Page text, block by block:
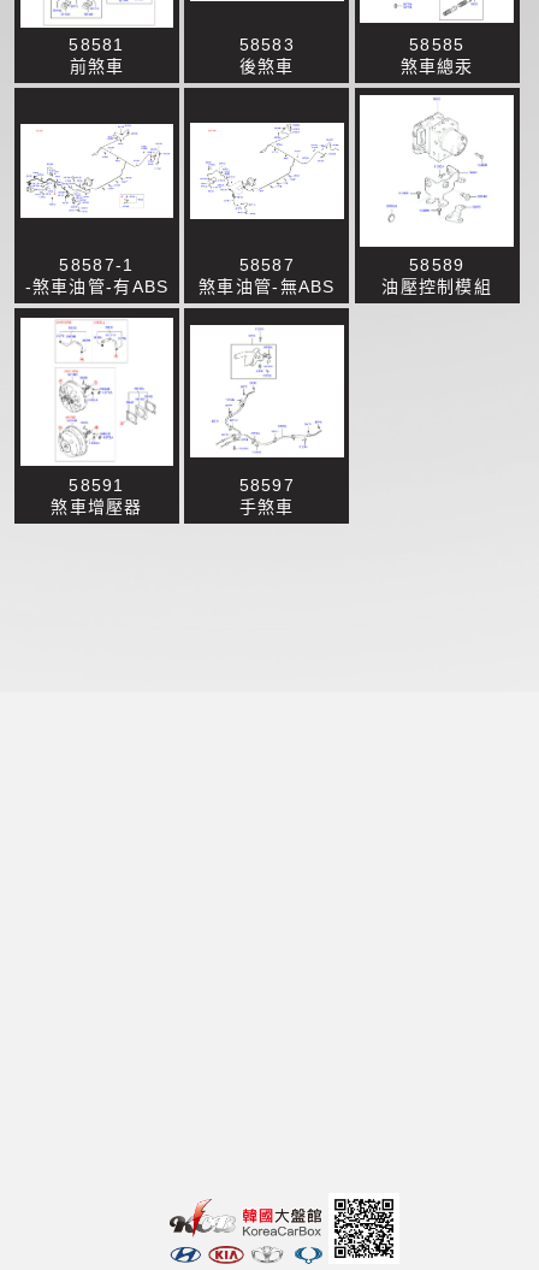
58581
前煞車
58583
後煞車
58585
煞車總汞
58587-1
-煞車油管-有ABS
58587
煞車油管-無ABS
58589
油壓控制模組
58591
煞車增壓器
58597
手煞車